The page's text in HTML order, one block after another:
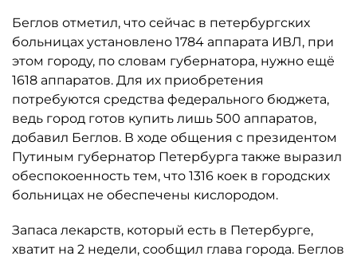
Беглов отметил, что сейчас в петербургских
больницах установлено 1784 аппарата ИВЛ, при
этом городу, по словам губернатора, нужно ещё
1618 аппаратов. Для их приобретения
потребуются средства федерального бюджета,
ведь город готов купить лишь 500 аппаратов,
добавил Беглов. В ходе общения с президентом
Путиным губернатор Петербурга также выразил
обеспокоенность тем, что 1316 коек в городских
больницах не обеспечены кислородом.
Запаса лекарств, который есть в Петербурге,
хватит на 2 недели, сообщил глава города. Беглов